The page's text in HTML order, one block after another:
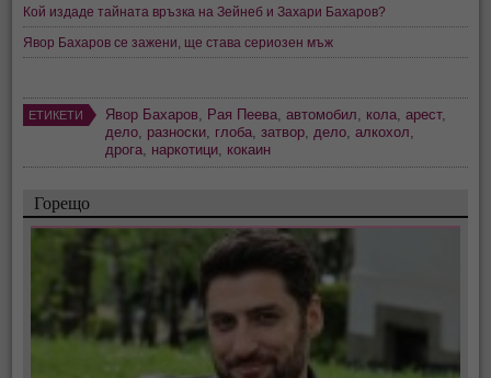
Кой издаде тайната връзка на Зeйнеб и Захари Бахаров?
Явор Бахаров се зажени, ще става сериозен мъж
ЕТИКЕТИ Явор Бахаров, Рая Пеева,автомобил, кола,арест,
дело, разноски, глоба,затвор,дело,алкохол,
дрога, наркотици, кокаин
Горещо